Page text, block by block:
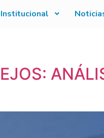
Institucional